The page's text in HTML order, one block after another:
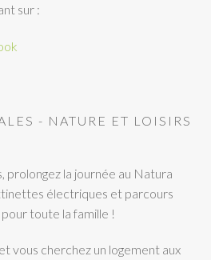
sur :
- NATURE ET LOISIRS
prolongez la journée au Natura
électriques et parcours
toute la famille !
vous cherchez un logement aux